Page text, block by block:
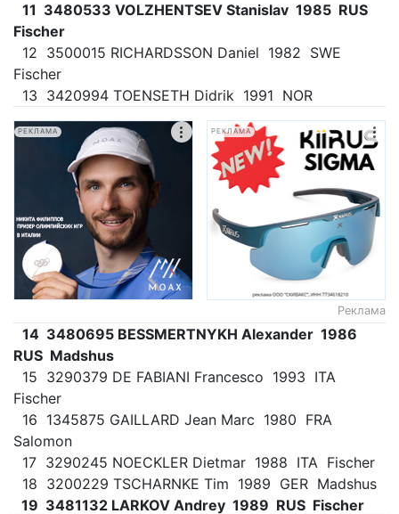
11 3480533 VOLZHENTSEV Stanislav 1985 RUS
Fischer
12 3500015 RICHARDSSON Daniel 1982 SWE
Fischer
13 3420994 TOENSETH Didrik 1991 NOR
РЕКЛАМА РЕКЛАМА
Реклама
14 3480695 BESSMERTNYKH Alexander 1986
RUS Madshus
15 3290379 DE FABIANI Francesco 1993 ITA
Fischer
16 1345875 GAILLARD Jean Marc 1980 FRA
Salomon
17 3290245 NOECKLER Dietmar 1988 ITA Fischer
18 3200229 TSCHARNKE Tim 1989 GER Madshus
19 3481132 LARKOV Andrey 1989 RUS Fischer